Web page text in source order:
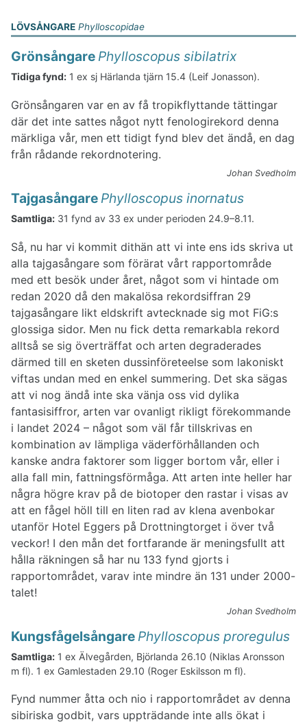
LÖVSÅNGARE Phylloscopidae
Grönsångare Phylloscopus sibilatrix
Tidiga fynd: 1 ex sj Härlanda tjärn 15.4 (Leif Jonasson).
Grönsångaren var en av få tropikflyttande tättingar
där det inte sattes något nytt fenologirekord denna
märkliga vår, men ett tidigt fynd blev det ändå, en dag
från rådande rekordnotering.
Johan Svedholm
Tajgasångare Phylloscopus inornatus
Samtliga: 31 fynd av 33 ex under perioden 24.9–8.11.
Så, nu har vi kommit dithän att vi inte ens ids skriva ut
alla tajgasångare som förärat vårt rapportområde
med ett besök under året, något som vi hintade om
redan 2020 då den makalösa rekordsiffran 29
tajgasångare likt eldskrift avtecknade sig mot FiG:s
glossiga sidor. Men nu fick detta remarkabla rekord
alltså se sig överträffat och arten degraderades
därmed till en sketen dussinföreteelse som lakoniskt
viftas undan med en enkel summering. Det ska sägas
att vi nog ändå inte ska vänja oss vid dylika
fantasisiffror, arten var ovanligt rikligt förekommande
i landet 2024 – något som väl får tillskrivas en
kombination av lämpliga väderförhållanden och
kanske andra faktorer som ligger bortom vår, eller i
alla fall min, fattningsförmåga. Att arten inte heller har
några högre krav på de biotoper den rastar i visas av
att en fågel höll till en liten rad av klena avenbokar
utanför Hotel Eggers på Drottningtorget i över två
veckor! I den mån det fortfarande är meningsfullt att
hålla räkningen så har nu 133 fynd gjorts i
rapportområdet, varav inte mindre än 131 under 2000-
talet!
Johan Svedholm
Kungsfågelsångare Phylloscopus proregulus
Samtliga: 1 ex Älvegården, Björlanda 26.10 (Niklas Aronsson
m fl). 1 ex Gamlestaden 29.10 (Roger Eskilsson m fl).
Fynd nummer åtta och nio i rapportområdet av denna
sibiriska godbit, vars uppträdande inte alls ökat i